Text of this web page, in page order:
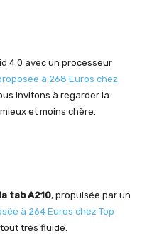
4.0 avec un processeur
à 268 Euros chez
invitons à regarder la
et moins chère.
tab A210, propulsée par un
à 264 Euros chez Top
très fluide.